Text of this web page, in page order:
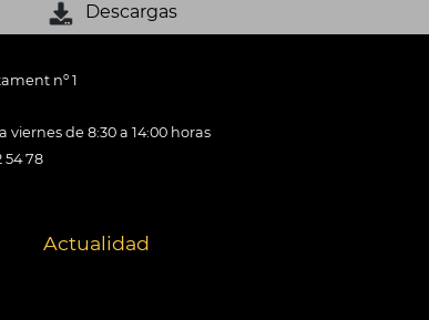
Descargas
nº 1
viernes de 8:30 a 14:00 horas
54 78
Actualidad